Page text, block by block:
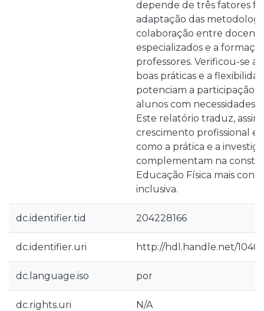
depende de três fatores
adaptação das
colaboração entre
especializados e a
professores. Verificou-se
boas práticas e a
potenciam a participação
alunos com necessidades
Este relatório traduz,
crescimento profissional e
como a prática e a
complementam na
Educação Física mais
inclusiva.
dc.identifier.tid 204228166
dc.identifier.uri http://hdl.handle.net/
dc.language.iso por
dc.rights.uri N/A